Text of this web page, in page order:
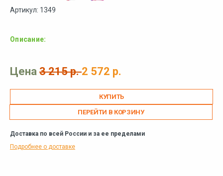
Артикул: 1349
Описание:
Цена 3 215 р.2 572 р.
ПЕРЕЙТИ В КОРЗИНУ
Доставка по всей России и за ее пределами
Подробнее о доставке